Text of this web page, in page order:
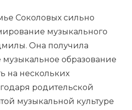
Соколовых сильно
музыкального
Она получила
образование
на нескольких
родительской
музыкальной культуре